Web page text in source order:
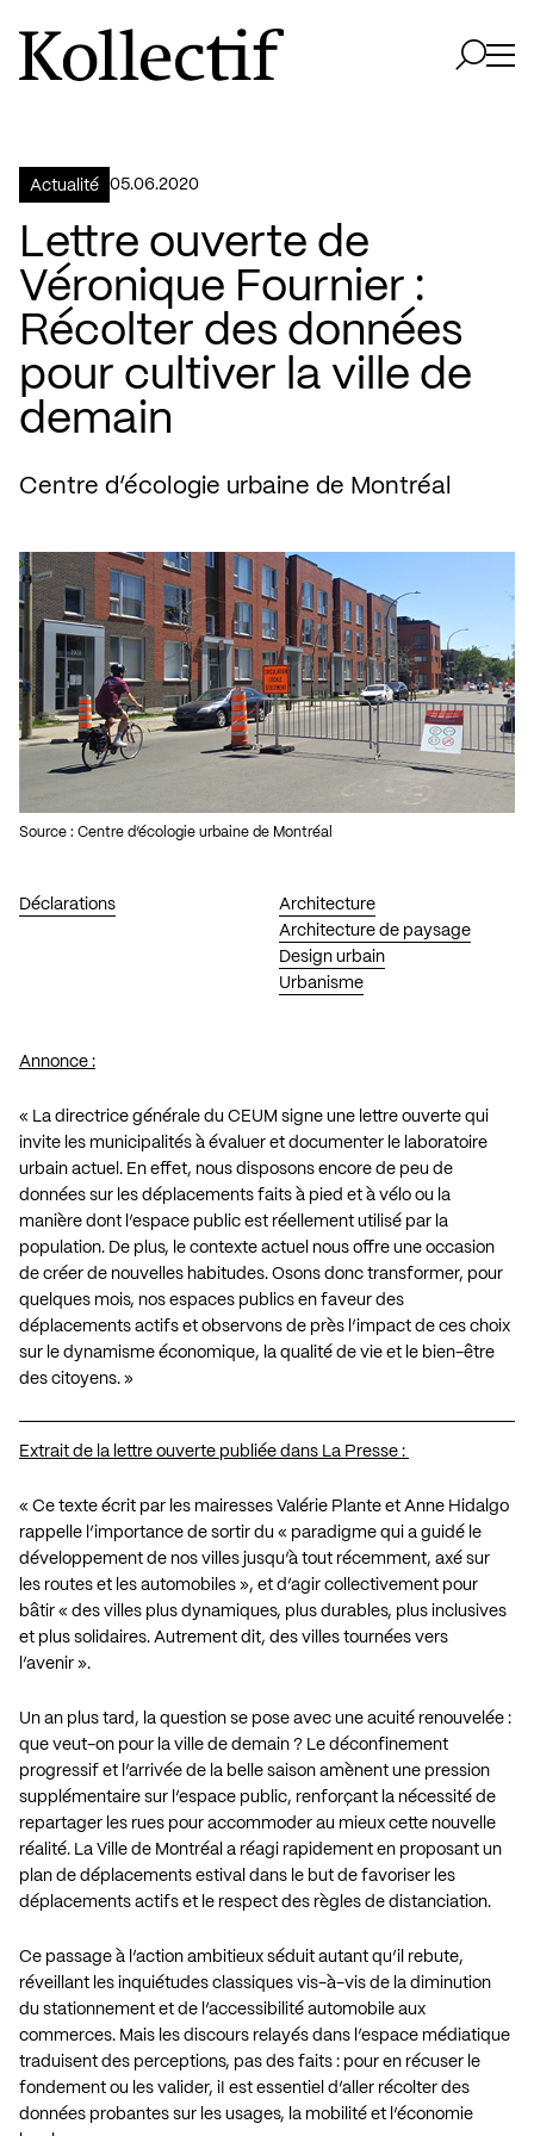
Aller à la page d'accueil
Logo Kollectif
Actualité 05.06.2020
Lettre ouverte de
Véronique Fournier :
Récolter des données
pour cultiver la ville de
demain
Centre d’écologie urbaine de Montréal
Déclarations
Architecture
Architecture de paysage
Design urbain
Urbanisme
Source : Centre d’écologie urbaine de Montréal
Annonce :
« La directrice générale du CEUM signe une lettre ouverte qui
invite les municipalités à évaluer et documenter le laboratoire
urbain actuel. En effet, nous disposons encore de peu de
données sur les déplacements faits à pied et à vélo ou la
manière dont l’espace public est réellement utilisé par la
population. De plus, le contexte actuel nous offre une occasion
de créer de nouvelles habitudes. Osons donc transformer, pour
quelques mois, nos espaces publics en faveur des
déplacements actifs et observons de près l’impact de ces choix
sur le dynamisme économique, la qualité de vie et le bien-être
des citoyens. »
Extrait de la lettre ouverte publiée dans La Presse :
« Ce texte écrit par les mairesses Valérie Plante et Anne Hidalgo
rappelle l’importance de sortir du « paradigme qui a guidé le
développement de nos villes jusqu’à tout récemment, axé sur
les routes et les automobiles », et d’agir collectivement pour
bâtir « des villes plus dynamiques, plus durables, plus inclusives
et plus solidaires. Autrement dit, des villes tournées vers
l’avenir ».
Un an plus tard, la question se pose avec une acuité renouvelée :
que veut-on pour la ville de demain ? Le déconfinement
progressif et l’arrivée de la belle saison amènent une pression
supplémentaire sur l’espace public, renforçant la nécessité de
repartager les rues pour accommoder au mieux cette nouvelle
réalité. La Ville de Montréal a réagi rapidement en proposant un
plan de déplacements estival dans le but de favoriser les
déplacements actifs et le respect des règles de distanciation.
Ce passage à l’action ambitieux séduit autant qu’il rebute,
réveillant les inquiétudes classiques vis-à-vis de la diminution
du stationnement et de l’accessibilité automobile aux
commerces. Mais les discours relayés dans l’espace médiatique
traduisent des perceptions, pas des faits : pour en récuser le
fondement ou les valider, iI est essentiel d’aller récolter des
données probantes sur les usages, la mobilité et l’économie